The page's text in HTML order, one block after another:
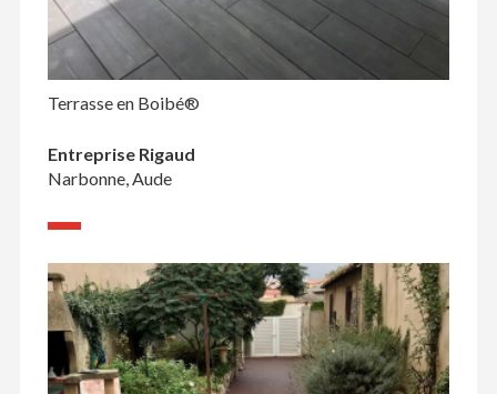
Terrasse en Boibé®
Entreprise Rigaud
Narbonne, Aude